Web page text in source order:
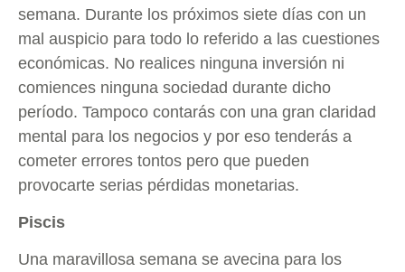
semana. Durante los próximos siete días con un
mal auspicio para todo lo referido a las cuestiones
económicas. No realices ninguna inversión ni
comiences ninguna sociedad durante dicho
período. Tampoco contarás con una gran claridad
mental para los negocios y por eso tenderás a
cometer errores tontos pero que pueden
provocarte serias pérdidas monetarias.
Piscis
Una maravillosa semana se avecina para los